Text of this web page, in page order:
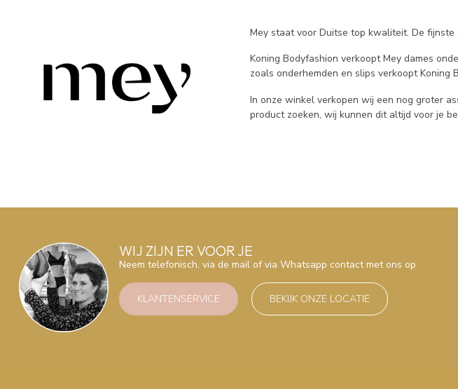
Mey staat voor Duitse top kwaliteit. De
Koning Bodyfashion verkoopt Mey dames
zoals onderhemden en slips verkoopt Koning
In onze winkel verkopen wij een nog groter
product zoeken, wij kunnen dit altijd voor je
WIJ ZIJN ER VOOR JE
Neem telefonisch, via de mail of via Whatsapp contact met ons op
KLANTENSERVICE BEKIJK ONZE LOCATIE